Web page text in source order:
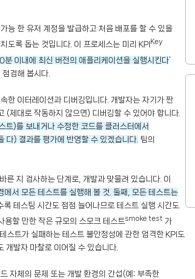
능 한 유저 계정을 발급하고 처음 배포를 할 수 있을
도록 돕는 것입니다. 이 프로세스는 미리 KPI Key
이내에 최신 버전의 애플리케이션을 실행시킨다’
검해 봅시다.
한 이터레이션과 디버깅입니다. 개발자는 자기가 짠
(제대로 작동하지 않으면) 디버깅할 수 있어야 합니다.
)를 보내거나 수정한 코드를 클러스터에서
다) 결과를 평가에 반영할 수 있겠습니다. 팀의
지 검사하는 단계로, 개발과 맞물려 있습니다. 이
서 모든 테스트를 실행해 볼 것. 둘째, 모든 테스트는
록 테스팅 시간도 점점 늘어나므로 테스트 실행 시간도
용할 만한 작은 규모의 스모크 테스트smoke test 가
스트가 실패하는 테스트 불안정성에 관한 엄격한 KPI도
발자 마찰로 이어질 수 있습니다.
자체의 문제 또는 개발 환경의 간섭(예: 부족한